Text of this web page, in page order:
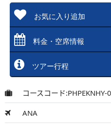
お気に入り追加
料金・空席情報
ツアー行程
コースコード:PHPEKNHY-
ANA